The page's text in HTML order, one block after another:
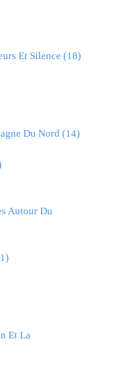
Et Silence (18)
Du Nord (14)
Autour Du
Et La